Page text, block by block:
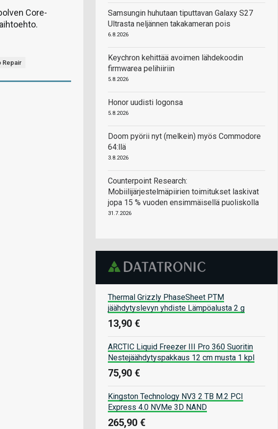
Core-
Repair
Samsungin huhutaan tiputtavan Galaxy S27
Ultrasta neljännen takakameran pois
6.8.2026
Keychron kehittää avoimen lähdekoodin
firmwarea pelihiiriin
5.8.2026
Honor uudisti logonsa
5.8.2026
Doom pyörii nyt (melkein) myös Commodore
64:llä
3.8.2026
Counterpoint Research:
Mobiilijärjestelmäpiirien toimitukset laskivat
jopa 15 % vuoden ensimmäisellä puoliskolla
31.7.2026
Thermal Grizzly PhaseSheet PTM
jäähdytyslevyn yhdiste Lämpöalusta 2 g
13,90 €
ARCTIC Liquid Freezer III Pro 360 Suoritin
Nestejäähdytyspakkaus 12 cm musta 1 kpl
75,90 €
Kingston Technology NV3 2 TB M.2 PCI
Express 4.0 NVMe 3D NAND
265,90 €